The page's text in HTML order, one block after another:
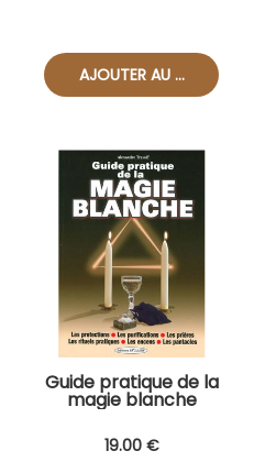
Guide pratique de la
magie blanche
19.00 €